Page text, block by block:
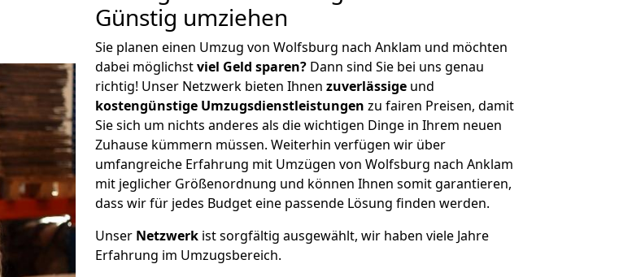
Günstig umziehen
Sie planen einen Umzug von Wolfsburg nach Anklam und möchten
dabei möglichstviel Geld sparen? Dann sind Sie bei uns genau
richtig! Unser Netzwerk bieten Ihnen zuverlässige und
kostengünstige Umzugsdienstleistungen zu fairen Preisen, damit
Sie sich um nichts anderes als die wichtigen Dinge in Ihrem neuen
Zuhause kümmern müssen. Weiterhin verfügen wir über
umfangreiche Erfahrung mit Umzügen von Wolfsburg nach Anklam
mit jeglicher Größenordnung und können Ihnen somit garantieren,
dass wir für jedes Budget eine passende Lösung finden werden.
Unser Netzwerk ist sorgfältig ausgewählt, wir haben viele Jahre
Erfahrung im Umzugsbereich.